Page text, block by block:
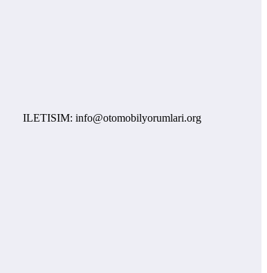
ILETISIM: info@otomobilyorumlari.org